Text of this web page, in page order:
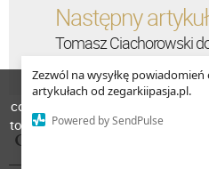
Zezwól na wysyłkę powiadomień
artykułach od zegarkiipasja.pl.
Powered by SendPulse
Następny artykuł
Tomasz Ciachorowski
OSTATNIO AKTYWNI
W celu poprawienia jakości
cookies. Pozostanie na stronie
to, że pliki cookies będą